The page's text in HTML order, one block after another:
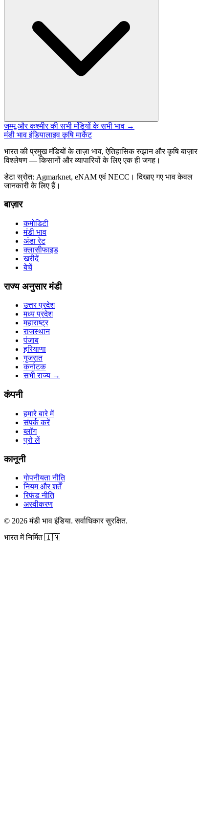
जम्मू और कश्मीर की सभी मंडियों के सभी भाव →
मंडी भाव इंडियालाइव कृषि मार्केट
भारत की प्रमुख मंडियों के ताज़ा भाव, ऐतिहासिक रुझान और कृषि बाज़ार
विश्लेषण — किसानों और व्यापारियों के लिए एक ही जगह।
डेटा स्रोत: Agmarknet, eNAM एवं NECC। दिखाए गए भाव केवल
जानकारी के लिए हैं।
बाज़ार
कमोडिटी
मंडी भाव
अंडा रेट
क्लासीफाइड
खरीदें
बेचें
राज्य अनुसार मंडी
उत्तर प्रदेश
मध्य प्रदेश
महाराष्ट्र
राजस्थान
पंजाब
हरियाणा
गुजरात
कर्नाटक
सभी राज्य →
कंपनी
हमारे बारे में
संपर्क करें
ब्लॉग
प्रो लें
कानूनी
गोपनीयता नीति
नियम और शर्तें
रिफंड नीति
अस्वीकरण
© 2026 मंडी भाव इंडिया.सर्वाधिकार सुरक्षित.
भारत में निर्मित🇮🇳